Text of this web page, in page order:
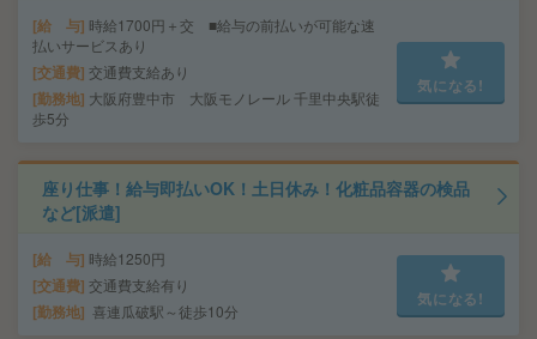
給 与 時給1700円＋交 ■給与の前払いが可能な速
払いサービスあり
交通費 交通費支給あり
勤務地 大阪府豊中市 大阪モノレール 千里中央駅徒
歩5分
気になる!
座り仕事！給与即払いOK！土日休み！化粧品容器の検品
など[派遣]
給 与 時給1250円
交通費 交通費支給有り
勤務地 喜連瓜破駅～徒歩10分
気になる!